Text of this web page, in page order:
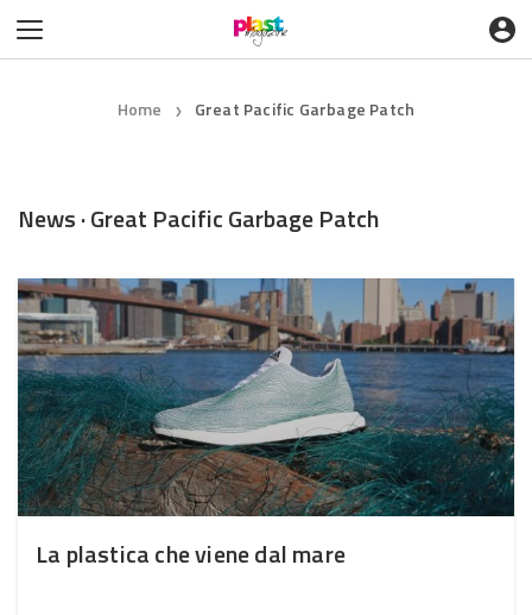
Home ❯ Great Pacific Garbage Patch
News · Great Pacific Garbage Patch
La plastica che viene dal mare